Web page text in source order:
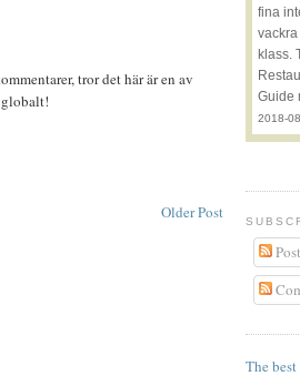
tror det här är en av
Older Post
fina
klass.
Guide
2018-
The